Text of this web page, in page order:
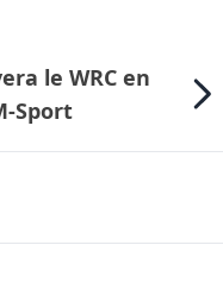
le WRC en
Sport